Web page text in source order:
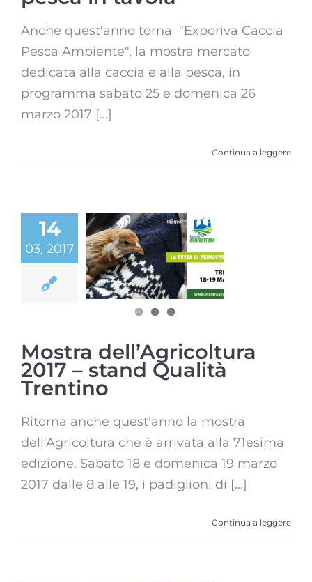
Anche quest'anno torna "Exporiva Caccia
Pesca Ambiente", la mostra mercato
dedicata alla caccia e alla pesca, in
programma sabato 25 e domenica 26
marzo 2017 [...]
Continua a leggere
14
03, 2017
Mostra
dell’Agricoltura
2017 – stand
Qualità
Trentino
Mostra dell’Agricoltura
2017 – stand Qualità
Trentino
Ritorna anche quest'anno la mostra
dell'Agricoltura che è arrivata alla 71esima
edizione. Sabato 18 e domenica 19 marzo
2017 dalle 8 alle 19, i padiglioni di [...]
Continua a leggere